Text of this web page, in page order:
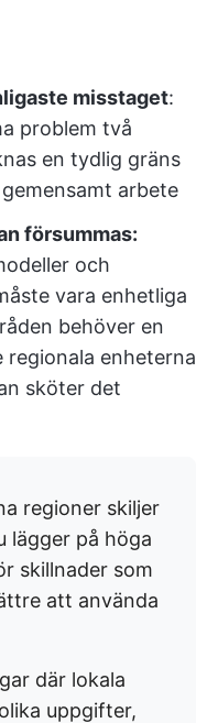
misstaget:
problem två
en tydlig gräns
arbete
försummas:
och
vara enhetliga
behöver en
regionala enheterna
sköter det
regioner skiljer
lägger på höga
skillnader som
att använda
där lokala
uppgifter,